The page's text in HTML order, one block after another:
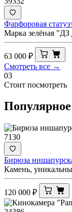
Фарфоровая
Марка зелёная
63 000 ₽
Смотреть все →
03
Стоит посмотреть
Популярное
7130
Бирюза
Камень,
120 000 ₽